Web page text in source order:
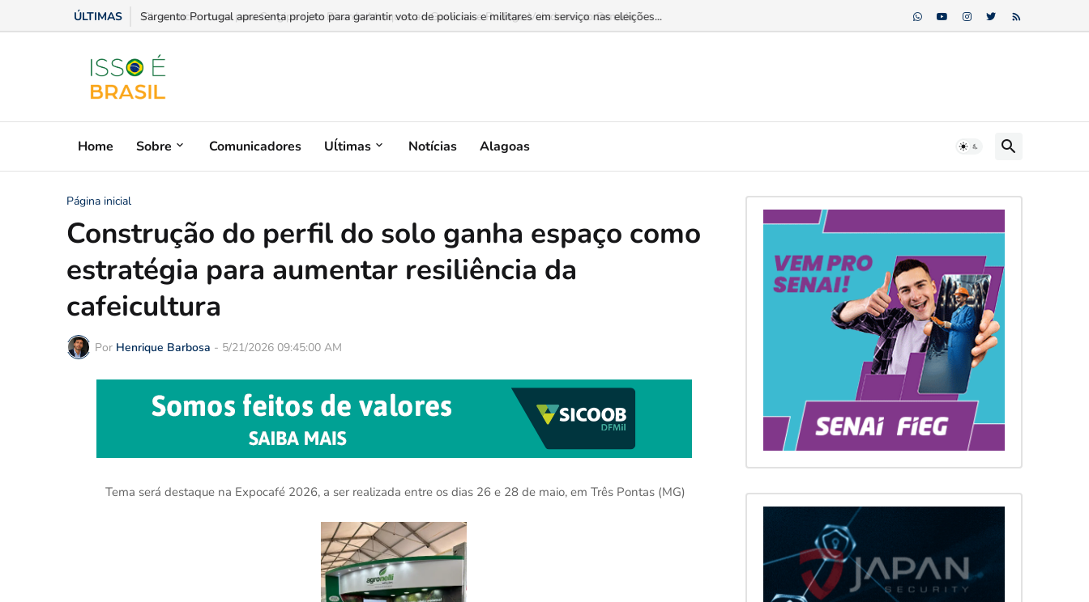
ÚLTIMAS PL anuncia chapa para Sergipe com Ricardo Marques ao Governo e Rodrigo Valadares ao Senado...
Home Sobre Comunicadores Uĺtimas Notícias Alagoas
Página inicial
Construção do perfil do solo ganha espaço como
estratégia para aumentar resiliência da
cafeicultura
Por Henrique Barbosa - 5/21/2026 09:45:00 AM
Tema será destaque na Expocafé 2026, a ser realizada entre os dias 26 e 28 de maio, em Três Pontas (MG)